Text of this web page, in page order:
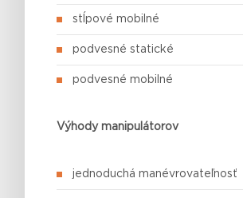
stĺpové mobilné
podvesné statické
podvesné mobilné
Výhody manipulátorov
jednoduchá manévrovateľnosť